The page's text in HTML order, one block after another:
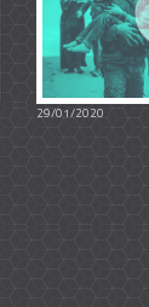
29/01/2020